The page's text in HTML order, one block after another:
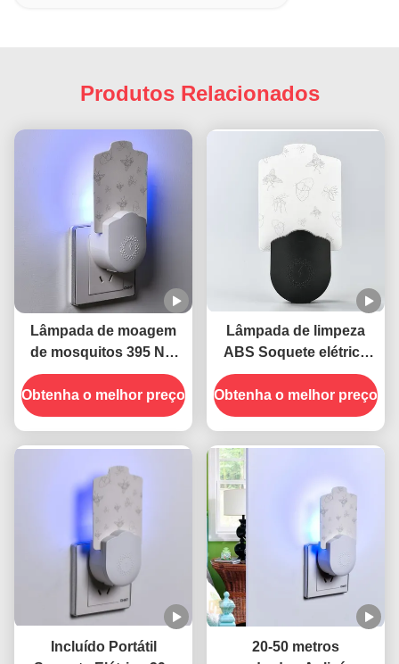
Produtos Relacionados
Lâmpada de moagem
de mosquitos 395 NM
UV
Obtenha o melhor preço
Lâmpada de limpeza
ABS Soquete elétrico
395 NM UV Lâmpada
anti-mosquito armadilha
anti-insetos voadora
Obtenha o melhor preço
Incluído Portátil
20-50 metros